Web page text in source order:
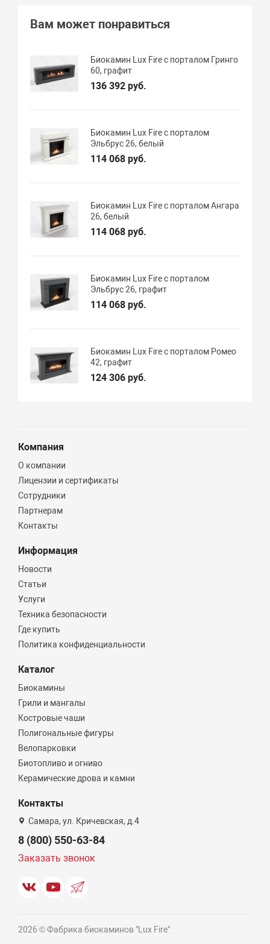
Вам может понравиться
Биокамин Lux Fire с порталом Гринго
60, графит
136 392 руб.
Биокамин Lux Fire с порталом
Эльбрус 26, белый
114 068 руб.
Биокамин Lux Fire с порталом Ангара
26, белый
114 068 руб.
Биокамин Lux Fire с порталом
Эльбрус 26, графит
114 068 руб.
Биокамин Lux Fire с порталом Ромео
42, графит
124 306 руб.
Компания
О компании
Лицензии и сертификаты
Сотрудники
Партнерам
Контакты
Информация
Новости
Статьи
Услуги
Техника безопасности
Где купить
Политика конфиденциальности
Каталог
Биокамины
Грили и мангалы
Костровые чаши
Полигональные фигуры
Велопарковки
Биотопливо и огниво
Керамические дрова и камни
Контакты
Самара, ул. Кричевская, д.4
8 (800) 550-63-84
Заказать звонок
2026 © Фабрика биокаминов "Lux Fire"